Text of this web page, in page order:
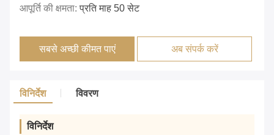
आपूर्ति की क्षमता:प्रति माह 50 सेट
सबसे अच्छी कीमत पाएं अब संपर्क करें
विनिर्देश विवरण
विनिर्देश